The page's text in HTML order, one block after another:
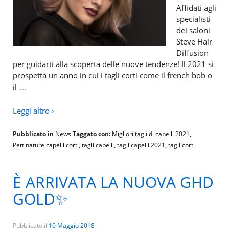
Affidati agli
specialisti
dei saloni
Steve Hair
Diffusion
per guidarti alla scoperta delle nuove tendenze! Il 2021 si
prospetta un anno in cui i tagli corti come il french bob o
il …
Leggi altro ›
Pubblicato in NewsTaggato con: Migliori tagli di capelli 2021,
Pettinature capelli corti,tagli capelli,tagli capelli 2021,tagli corti
È ARRIVATA LA NUOVA GHD
GOLD✨
Pubblicato il 10 Maggio 2018